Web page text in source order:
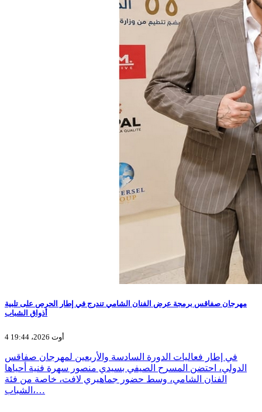
مهرجان صفاقس برمجة عرض الفنان الشامي تندرج في إطار الحرص على تلبية
أذواق الشباب
4 أوت 2026، 19:44
في إطار فعاليات الدورة السادسة والأربعين لمهرجان صفاقس
الدولي، احتضن المسرح الصيفي بسيدي منصور سهرة فنية أحياها
الفنان الشامي، وسط حضور جماهيري لافت، خاصة من فئة
الشباب،…